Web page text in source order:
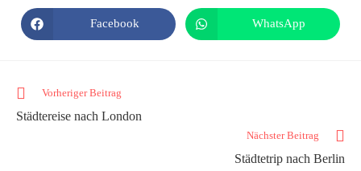
Facebook WhatsApp
Vorheriger Beitrag
Städtereise nach London
Nächster Beitrag
Städtetrip nach Berlin